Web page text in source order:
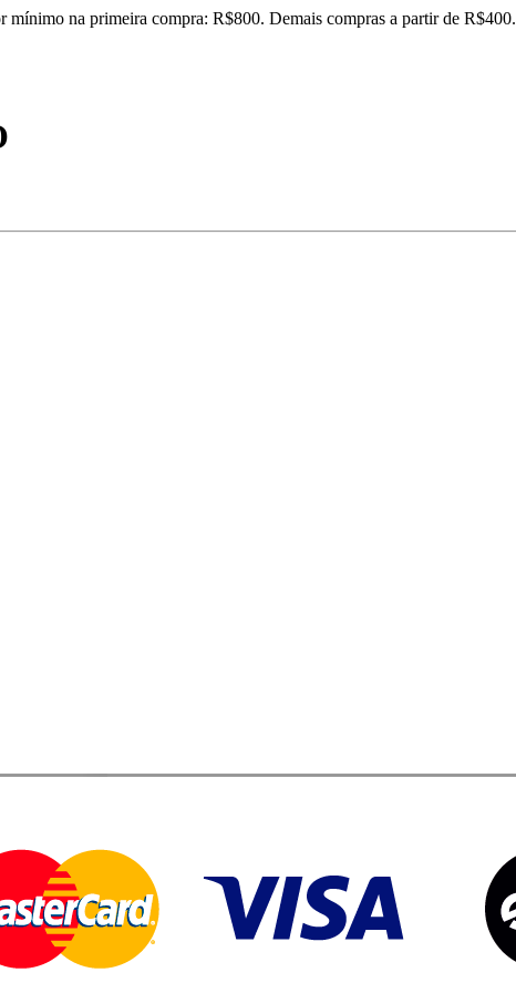
mínimo na primeira compra: R$800. Demais compras a partir de R$400.